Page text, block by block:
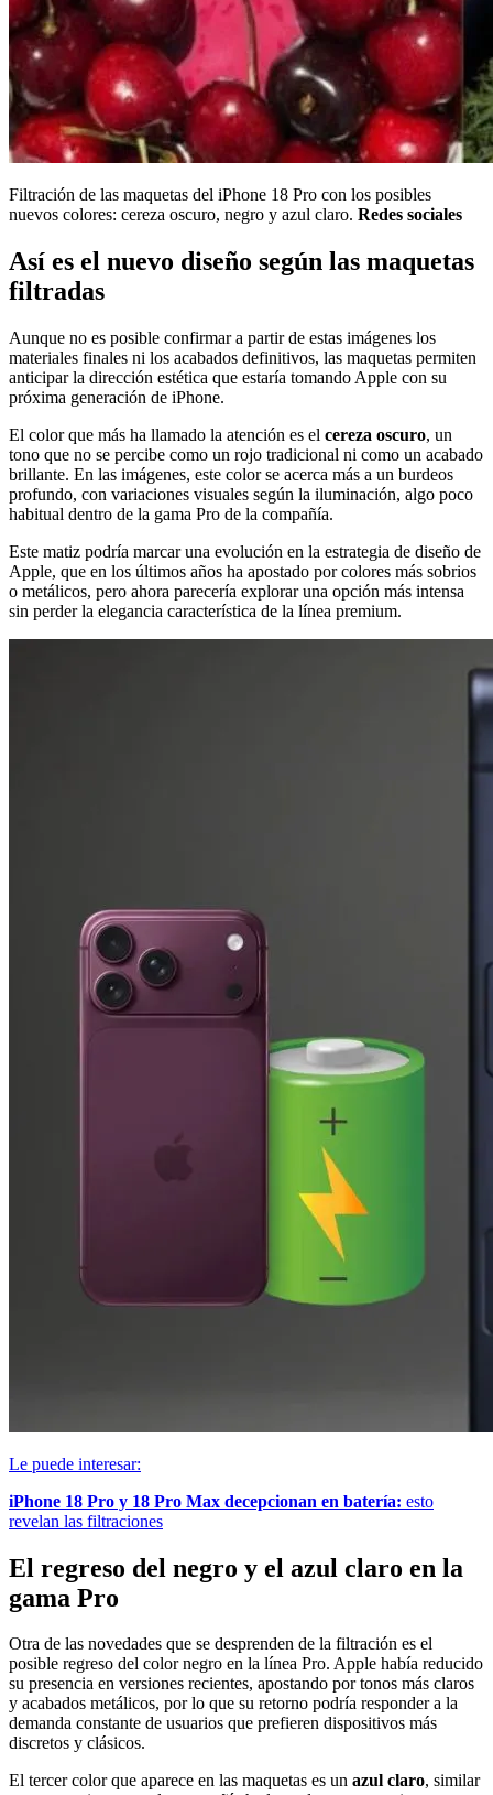
Filtración de las maquetas del iPhone 18 Pro con los posibles
nuevos colores: cereza oscuro, negro y azul claro. Redes sociales
Así es el nuevo diseño según las maquetas
filtradas
Aunque no es posible confirmar a partir de estas imágenes los
materiales finales ni los acabados definitivos, las maquetas permiten
anticipar la dirección estética que estaría tomando Apple con su
próxima generación de iPhone.
El color que más ha llamado la atención es el cereza oscuro, un
tono que no se percibe como un rojo tradicional ni como un acabado
brillante. En las imágenes, este color se acerca más a un burdeos
profundo, con variaciones visuales según la iluminación, algo poco
habitual dentro de la gama Pro de la compañía.
Este matiz podría marcar una evolución en la estrategia de diseño de
Apple, que en los últimos años ha apostado por colores más sobrios
o metálicos, pero ahora parecería explorar una opción más intensa
sin perder la elegancia característica de la línea premium.
Le puede interesar:
iPhone 18 Pro y 18 Pro Max decepcionan en batería: esto
revelan las filtraciones
El regreso del negro y el azul claro en la
gama Pro
Otra de las novedades que se desprenden de la filtración es el
posible regreso del color negro en la línea Pro. Apple había reducido
su presencia en versiones recientes, apostando por tonos más claros
y acabados metálicos, por lo que su retorno podría responder a la
demanda constante de usuarios que prefieren dispositivos más
discretos y clásicos.
El tercer color que aparece en las maquetas es un azul claro, similar